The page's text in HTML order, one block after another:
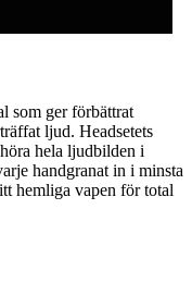
som ger förbättrat
ljud. Headsetets
hela ljudbilden i
handgranat in i minsta
hemliga vapen för total